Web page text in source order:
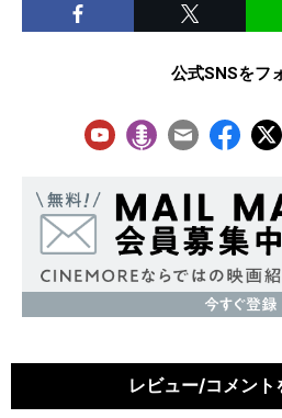
公式SNSをフ
レビュー/コメント